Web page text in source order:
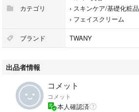
カテゴリ
› スキンケア/基礎化粧品
› フェイスクリーム
ブランド TWANY
出品者情報
コメット
コメット
本人確認済